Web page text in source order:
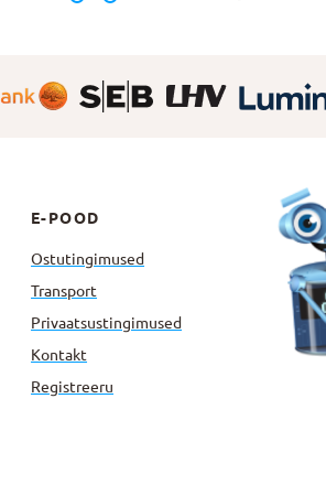
E-POOD
Ostutingimused
Transport
Privaatsus­tingimused
Kontakt
Registreeru